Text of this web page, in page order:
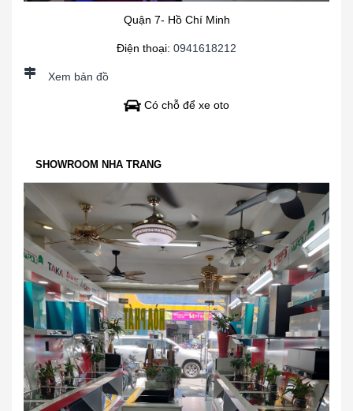
Quận 7- Hồ Chí Minh
Điện thoại: 0941618212
Xem bản đồ
Có chỗ để xe oto
SHOWROOM NHA TRANG